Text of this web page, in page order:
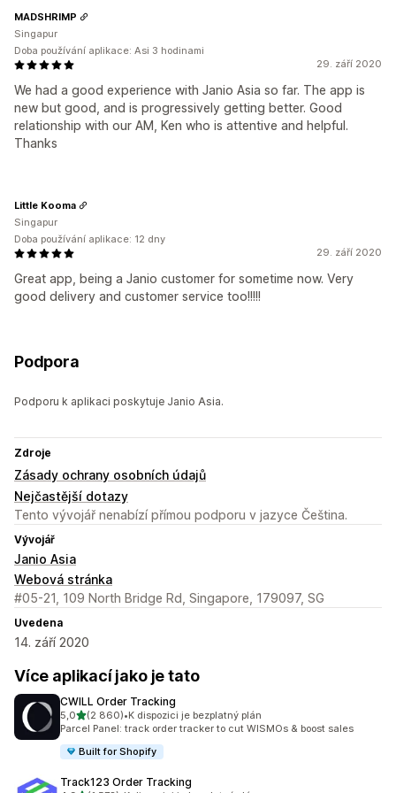
29. září 2020
We had a good experience with Janio Asia so far. The app is
new but good, and is progressively getting better. Good
relationship with our AM, Ken who is attentive and helpful.
Thanks
MADSHRIMP
Singapur
Doba používání aplikace: Asi 3 hodinami
29. září 2020
Great app, being a Janio customer for sometime now. Very
good delivery and customer service too!!!!!
Little Kooma
Singapur
Doba používání aplikace: 12 dny
Podpora
Podporu k aplikaci poskytuje Janio Asia.
Zdroje
Zásady ochrany osobních údajů
Nejčastější dotazy
Tento vývojář nenabízí přímou podporu v jazyce Čeština.
Vývojář
Janio Asia
Webová stránka
#05-21, 109 North Bridge Rd, Singapore, 179097, SG
Uvedena
14. září 2020
Více aplikací jako je tato
CWILL Order Tracking
5,0z 5 hvězd
(2 860)
Celkový počet recenzí: 2860
•K dispozici je bezplatný plán
Parcel Panel: track order tracker to cut WISMOs & boost sales
Built for Shopify
Track123 Order Tracking